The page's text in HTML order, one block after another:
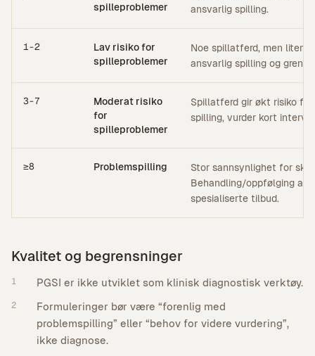
spilleproblemer
ansvarlig spilling.
1-2
Lav risiko for
spilleproblemer
Noe spillatferd, men liten
ansvarlig spilling og
3-7
Moderat risiko
for
spilleproblemer
Spillatferd gir økt risiko for
spilling, vurder kort
≥8 Problemspilling
Stor sannsynlighet for
Behandling/oppfølging
spesialiserte tilbud.
Kvalitet og begrensninger
1 PGSI er ikke utviklet som klinisk diagnostisk verktøy.
2
Formuleringer bør være “forenlig med
problemspilling” eller “behov for videre vurdering”,
ikke diagnose.